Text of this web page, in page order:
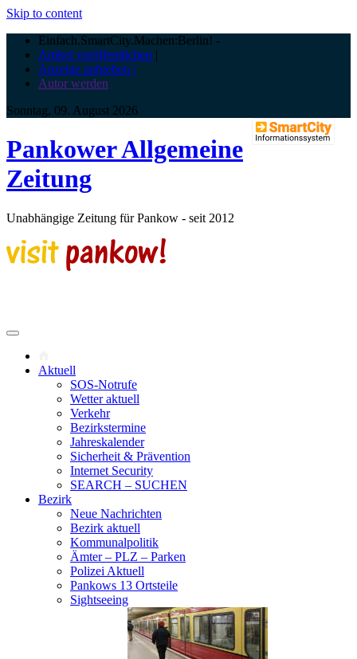
Skip to content
Einfach.SmartCity.Machen:Berlin! -
Artikel veröffentlichen |
Anzeige aufgeben |
Autor werden
Sonntag, 09. August 2026
Pankower Allgemeine
Zeitung
Unabhängige Zeitung für Pankow - seit 2012
Aktuell
SOS-Notrufe
Wetter aktuell
Verkehr
Bezirkstermine
Jahreskalender
Sicherheit & Prävention
Internet Security
SEARCH – SUCHEN
Bezirk
Neue Nachrichten
Bezirk aktuell
Kommunalpolitik
Ämter – PLZ – Parken
Polizei Aktuell
Pankows 13 Ortsteile
Sightseeing